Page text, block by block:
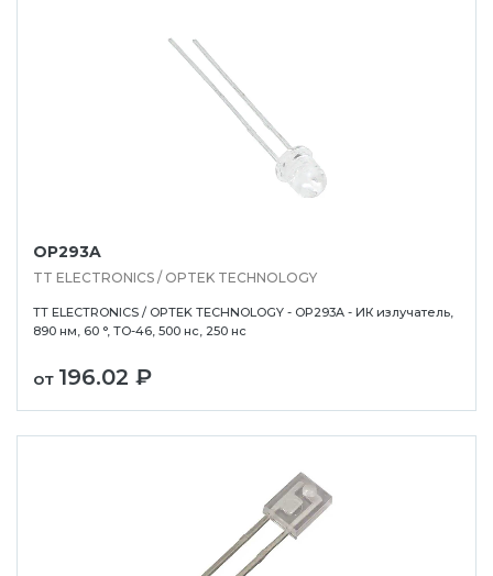
OP293A
TT ELECTRONICS / OPTEK TECHNOLOGY
TT ELECTRONICS / OPTEK TECHNOLOGY - OP293A - ИК излучатель,
890 нм, 60 °, TO-46, 500 нс, 250 нс
от 196.02 ₽